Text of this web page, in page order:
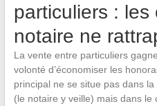
particuliers : les
notaire ne
La vente entre particuliers
volonté d’économiser les
principal ne se situe pas dans
(le notaire y veille) mais dans